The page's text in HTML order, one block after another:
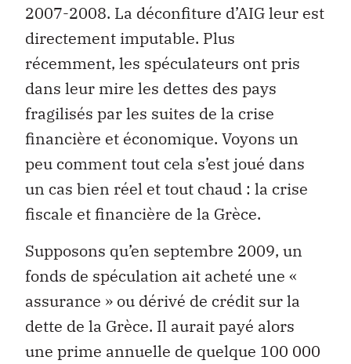
2007-2008. La déconfiture d’AIG leur est
directement imputable. Plus
récemment, les spéculateurs ont pris
dans leur mire les dettes des pays
fragilisés par les suites de la crise
financière et économique. Voyons un
peu comment tout cela s’est joué dans
un cas bien réel et tout chaud : la crise
fiscale et financière de la Grèce.
Supposons qu’en septembre 2009, un
fonds de spéculation ait acheté une «
assurance » ou dérivé de crédit sur la
dette de la Grèce. Il aurait payé alors
une prime annuelle de quelque 100 000